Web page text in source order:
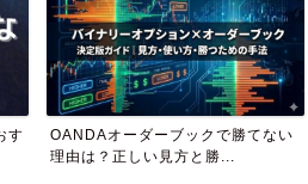
勝てない
2つのサインツールを合成し
率ツールを作る